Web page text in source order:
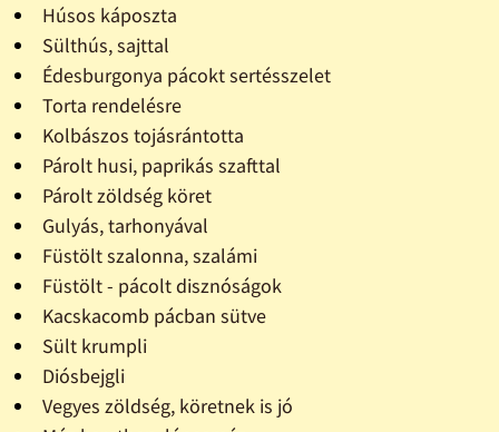
Húsos káposzta
Sülthús, sajttal
Édesburgonya pácokt sertésszelet
Torta rendelésre
Kolbászos tojásrántotta
Párolt husi, paprikás szafttal
Párolt zöldség köret
Gulyás, tarhonyával
Füstölt szalonna, szalámi
Füstölt - pácolt disznóságok
Kacskacomb pácban sütve
Sült krumpli
Diósbejgli
Vegyes zöldség, köretnek is jó